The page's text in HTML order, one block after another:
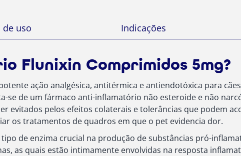
de uso Indicações
Flunixin Comprimidos 5mg?
ação analgésica, antitérmica e antiendotóxica para
se de um fármaco anti-inflamatório não esteroide e não
evitados pelos efeitos colaterais e tolerâncias que podem
os tratamentos de quadros em que o pet evidencia dor.
de enzima crucial na produção de substâncias pró-
as quais estão intimamente envolvidas na resposta